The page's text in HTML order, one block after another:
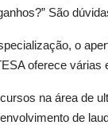
São
o
oferece
na área de
de